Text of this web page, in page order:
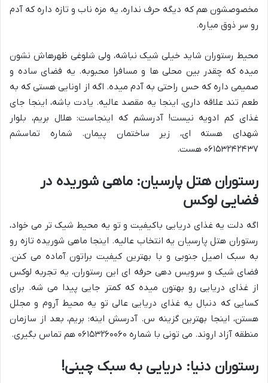
مخصوصشون هم که دیگه حرف نداره، یه مزه ناب و تازه داره که آدم
رو سر ذوق میاره.
محیط رستوران شاید خیلی شیک نباشه، ولی شلوغی ظهرهاش نشون
میده که چقدر بین محلی ها و مسافرا محبوبه. یه فضای ساده و
صمیمی داره که حس راحتی به آدم میده. اگه از اونایی هستی که به
طعم تند علاقه داری، اینجا یه مقصد عالیه. یادت باشه، اینجا جای
غذای کم ادویه نیست! آدرسشم که اینجاست: هلال بریم، بلوار
شهدای هسته ای، زیر ساختمان پیمان. شماره تماسشم
۰۶۱۵۳۲۴۲۴۳۷ هست.
رستوران هتل پارسیان: ماهی شوریده در
فضایی لوکس
اگه دلت یه غذای دریایی باکیفیت و تو یه محیط شیک تر می خواد،
رستوران هتل پارسیان یه انتخاب عالیه. اینجا ماهی شوریده تازه رو
به سبک اصیل جنوبی و با بهترین کیفیت براتون آماده می کنن.
فضای شیک و سرویس دهی حرفه ای این رستوران، یه تجربه لوکس
از غذای دریایی رو بهتون میده که کمتر جایی پیدا می شه. برای
کسایی که دنبال یه غذای دریایی عالی تو یه محیط آروم و مجلل
هستن، اینجا بهترین گزینه س. آدرسش اینه: بریم، بعد از سازمان
منطقه آزاد اروند. می تونی با شماره ۰۶۱۵۳۲۶۰۰۶۰ هم تماس بگیری.
رستوران دنیا: دریایی به سبک چینی!